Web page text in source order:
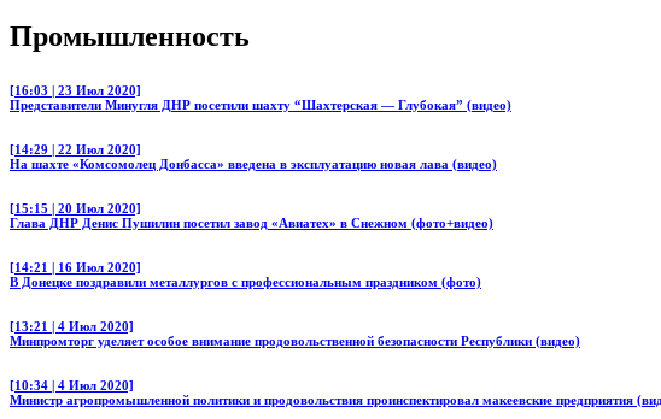
Промышленность
[16:03 | 23 Июл 2020]
Представители Минугля ДНР посетили шахту “Шахтерская — Глубокая” (видео)
[14:29 | 22 Июл 2020]
На шахте «Комсомолец Донбасса» введена в эксплуатацию новая лава (видео)
[15:15 | 20 Июл 2020]
Глава ДНР Денис Пушилин посетил завод «Авиатех» в Снежном (фото+видео)
[14:21 | 16 Июл 2020]
В Донецке поздравили металлургов с профессиональным праздником (фото)
[13:21 | 4 Июл 2020]
Минпромторг уделяет особое внимание продовольственной безопасности Республики (видео)
[10:34 | 4 Июл 2020]
Министр агропромышленной политики и продовольствия проинспектировал макеевские предприятия